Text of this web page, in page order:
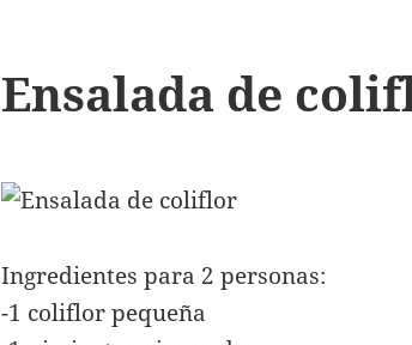
Ensalada de
Ingredientes para 2 personas:
-1 coliflor pequeña